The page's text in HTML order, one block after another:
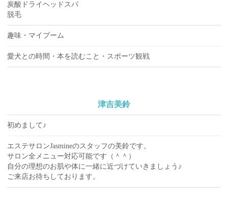
炭酸ドライヘッドスパ
脱毛
趣味・マイブーム
愛犬との時間・本を読むこと・スポーツ観戦
津吉美鈴
初めまして♪
エステサロンJasmineのスタッフの美鈴です。
サロン全メニュー対応可能です（＾＾）
自分の理想のお肌や体に一緒に近づけていきましょう♪
ご来店お待ちしております。